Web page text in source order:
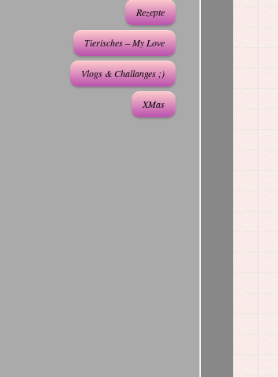
Rezepte
Tierisches – My Love
Vlogs & Challanges ;)
XMas